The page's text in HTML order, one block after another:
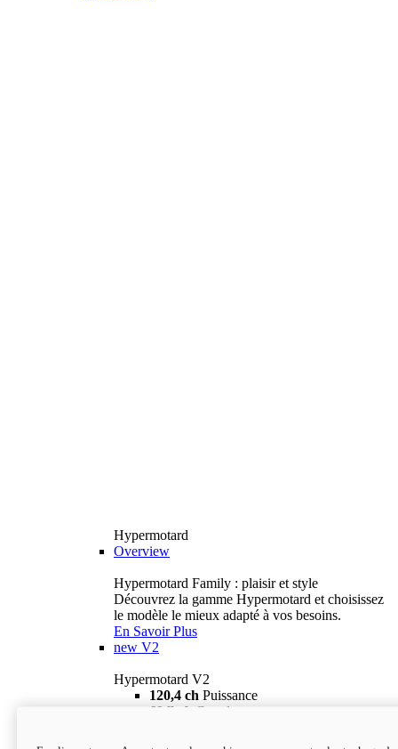
Hypermotard
Overview
Hypermotard Family : plaisir et style
Découvrez la gamme Hypermotard et choisissez
le modèle le mieux adapté à vos besoins.
En Savoir Plus
new V2
Hypermotard V2
120,4 ch Puissance
69 lb-ft
Couple
18 895 $